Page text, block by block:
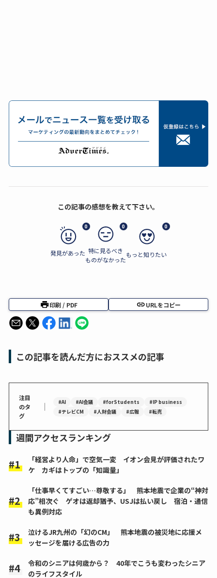
この記事の感想を教えて下さい。
0
発見があった
0
特に見るべき
ものがなかった
0
もっと知りたい
印刷 / PDF URLをコピー
この記事を読んだ方におススメの記事
注目
のタ
グ
｜ #AI #AI会議 #forStudents
#IP business
#テレビCM
#人財会議 #広報 #転売
週間アクセスランキング
「経営より人命」で空気一変 イオン会見が評価されたワ
ケ カギはトップの「知識量」
「仕事早くてすごい…尊敬する」 熊本地震で企業の“神対
応”相次ぐ ゲオは返却猶予、USJは払い戻し 宿泊・通信
も異例対応
泣けるJR九州の「幻のCM」 熊本地震の被災地に応援メ
ッセージを届ける広告の力
令和のシニアは何歳から？ 40年でこうも変わったシニア
のライフスタイル